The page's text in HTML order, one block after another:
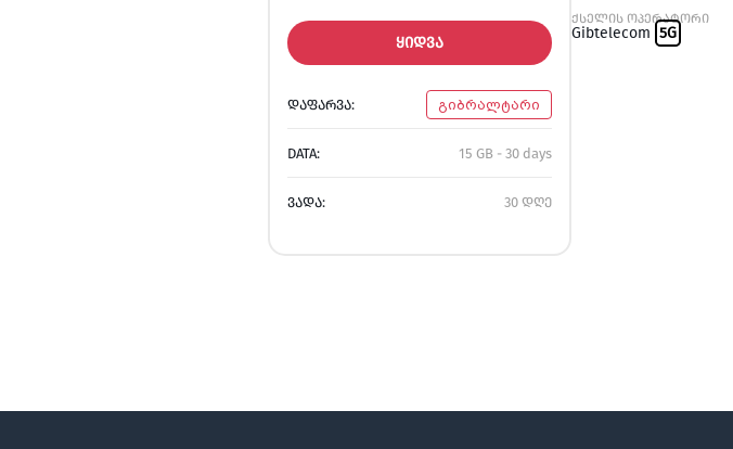
ᲧᲘᲓᲕᲐ
ᲓᲐᲤᲐᲠᲕᲐ: გიბრალტარი
DATA: 15 GB - 30 days
ᲕᲐᲓᲐ: 30 დღე
ქსელის ოპერატორი
Gibtelecom 5G